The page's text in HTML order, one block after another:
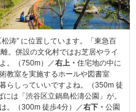
涛” に位置しています。「東急百
。併設の文化村ではお芝居やライ
。（750m）／右上・ 住宅地の中に
教室を実施するホールや図書室
らしっていいですよね。（350m 徒
は「渋谷区立鍋島松濤公園」が。
。（300m 徒歩4分）／右下・ 公園